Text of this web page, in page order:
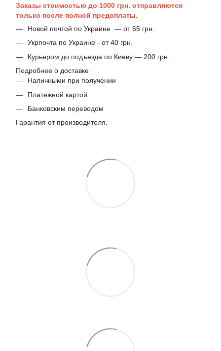
Заказы стоимостью до 1000 грн. отправляются
только после полной предоплаты.
Новой почтой по Украине — от 65 грн.
Укрпочта по Украине - от 40 грн.
Курьером до подъезда по Киеву — 200 грн.
Подробнее о доставке
Наличными при получении
Платежной картой
Банковским переводом
Гарантия от производителя.